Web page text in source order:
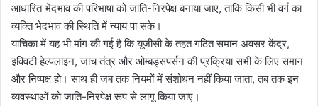
आधारित भेदभाव की परिभाषा को जाति-निरपेक्ष बनाया जाए, ताकि किसी भी वर्ग का
व्यक्ति भेदभाव की स्थिति में न्याय पा सके।
याचिका में यह भी मांग की गई है कि यूजीसी के तहत गठित समान अवसर केंद्र,
इक्विटी हेल्पलाइन, जांच तंत्र और ओम्बड्सपर्सन की प्रक्रिया सभी के लिए समान
और निष्पक्ष हो। साथ ही जब तक नियमों में संशोधन नहीं किया जाता, तब तक इन
व्यवस्थाओं को जाति-निरपेक्ष रूप से लागू किया जाए।